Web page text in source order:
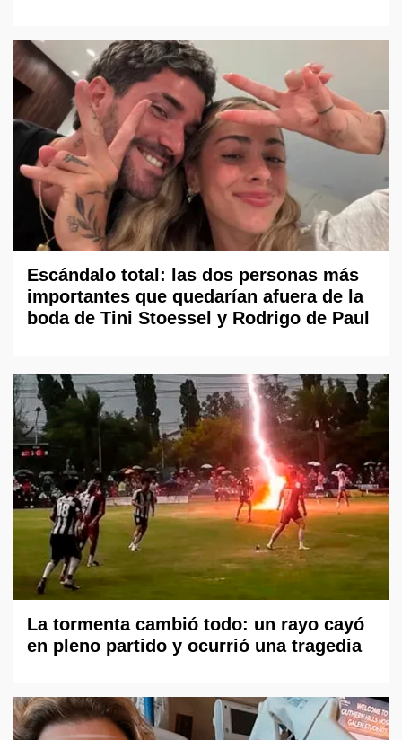
Escándalo total: las dos personas más
importantes que quedarían afuera de la
boda de Tini Stoessel y Rodrigo de Paul
La tormenta cambió todo: un rayo cayó
en pleno partido y ocurrió una tragedia